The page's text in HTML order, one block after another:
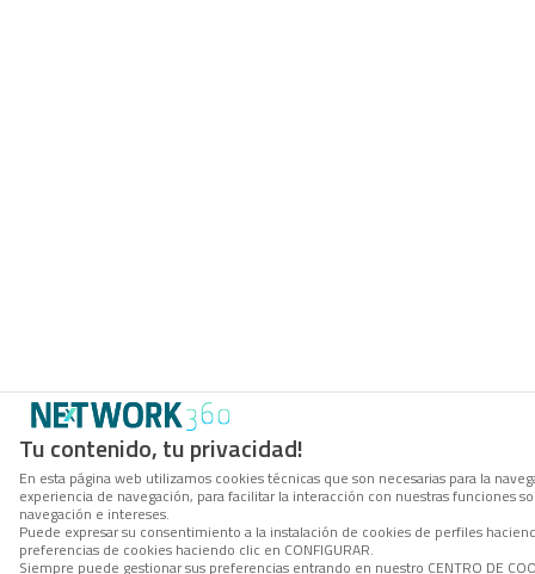
Tu contenido, tu privacidad!
En esta página web utilizamos cookies técnicas que son necesarias para la
experiencia de navegación, para facilitar la interacción con nuestras funciones
navegación e intereses.
Puede expresar su consentimiento a la instalación de cookies de perfiles
preferencias de cookies haciendo clic en CONFIGURAR.
Siempre puede gestionar sus preferencias entrando en nuestro CENTRO DE